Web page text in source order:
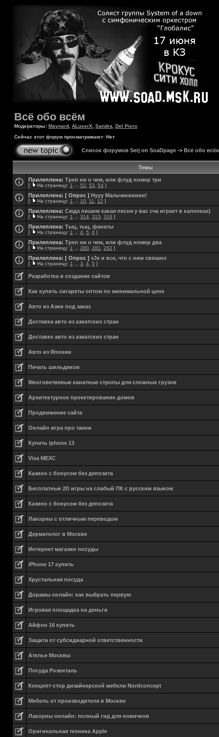
Всё обо всём
Модераторы: Maynard ALuserX Sandra
Del Piero
Сейчас этот форум просматривают: Нет
Список форумов Serj on SoaDpage -> Всё обо
Темы
Прилеплена: Треп ни о чем, или флуд номер три
[ На страницу: 1 52 53 54 ]
Прилеплена: [ Опрос ] Нууу Мальчикиииии!
[ На страницу: 1 10 11 12 ]
Прилеплена: Сюда пишим какая песня у вас сча играет в калонках)
[ На страницу: 1 314 315 316 ]
Прилеплена: Тыц, тыц, фанаты
[ На страницу: 1 4 5 6 ]
Прилеплена: Треп ни о чем, или флуд номер два
[ На страницу: 1 280 281 282 ]
Прилеплена: [ Опрос ] s3x и все, что с ним связано
[ На страницу: 1 3 4 5 ]
Разработка и создание сайтов
Как купить сигареты оптом по минимальной цене
Авто из Азии под заказ
Доставка авто из азиатских стран
Доставке авто из азиатских стран
Авто из Японии
Печать шильдиков
Многоветвевые канатные стропы для сложных грузов
Aрхитектурное проектирование домов
Продвижение сайта
Онлайн игра про танки
Купить iphone 13
Visa MEXC
Казино с бонусом без депозита
Бесплатные 2D игры на слабый ПК с русским языком
Казино с бонусом без депозита
Лакорны с отличным переводом
Дерматолог в Москве
Интернет магазин посуды
iPhone 17 купить
Хрустальная посуда
Дорамы онлайн: как выбрать первую
Игровая площадка на деньги
Айфон 16 купить
Защита от субсидиарной ответственности
Ателье Москвы
Посуда Розенталь
Концепт-стор дизайнерской мебели Nordconcept
Мебель от производителя в Москве
Лакорны онлайн: полный гид для новичков
Оригинальная техника Apple